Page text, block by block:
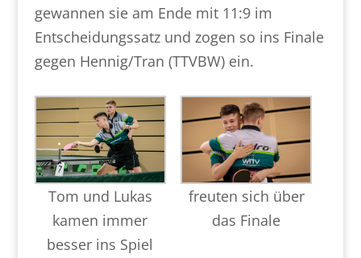
gewannen sie am Ende mit 11:9 im
Entscheidungssatz und zogen so ins Finale
gegen Hennig/Tran (TTVBW) ein.
Tom und Lukas
kamen immer
besser ins Spiel
freuten sich über
das Finale